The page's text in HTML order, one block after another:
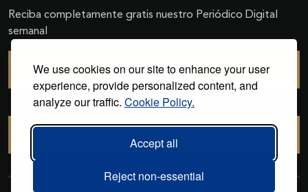
We use cookies on our site to enhance your user
experience, provide personalized content, and
analyze our traffic. Cookie Policy.
Accept all
Reject non-essential
Reciba completamente gratis nuestro Periódico Digital
semanal
SUSCRIBIRSE